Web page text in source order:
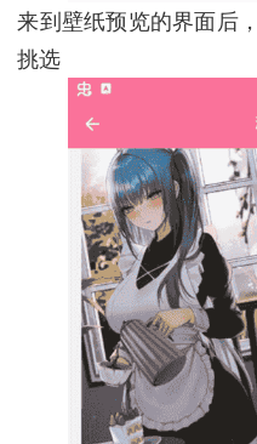
来到壁纸预览的界面后
挑选